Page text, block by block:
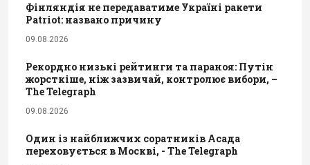
Фінляндія не передаватиме Україні ракети
Patriot: названо причину
09.08.2026
Рекордно низькі рейтинги та параноя: Путін
жорсткіше, ніж зазвичай, контролює вибори, –
The Telegraph
09.08.2026
Один із найближчих соратників Асада
переховується в Москві, - The Telegraph